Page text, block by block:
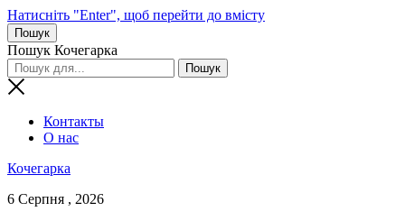
Натисніть "Enter", щоб перейти до вмісту
Пошук
Пошук Кочегарка
Контакты
О нас
Кочегарка
6 Серпня , 2026